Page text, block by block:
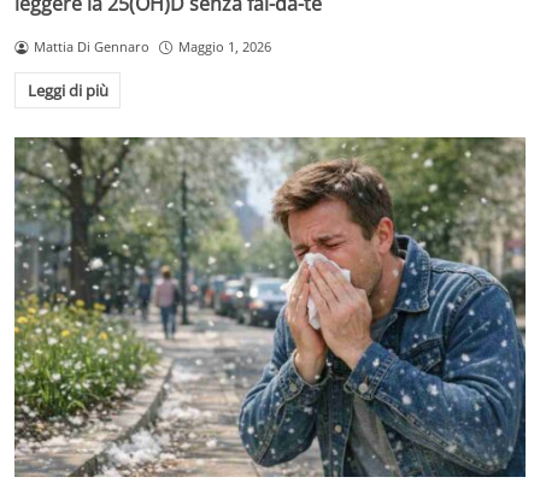
Mattia Di Gennaro Maggio 1, 2026
Leggi di più